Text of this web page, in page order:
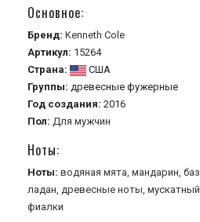
Основное:
Бренд: Kenneth Cole
Артикул: 15264
Страна:
США
Группы: древесные фужерные
Год создания: 2016
Пол: Для мужчин
Ноты:
Ноты: водяная мята, мандарин,
ладан, древесные ноты,
фиалки